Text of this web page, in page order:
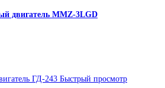
двигатель MMZ-3LGD
Быстрый просмотр